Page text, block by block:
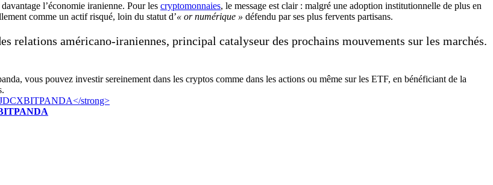
l’économie iranienne. Pour les cryptomonnaies, le message est clair : malgré une adoption institutionnelle de plus en
comme un actif risqué, loin du statut d’« or numérique » défendu par ses plus fervents partisans.
relations américano-iraniennes, principal catalyseur des prochains mouvements sur les marchés.
vous pouvez investir sereinement dans les cryptos comme dans les actions ou même sur les ETF, en bénéficiant de la